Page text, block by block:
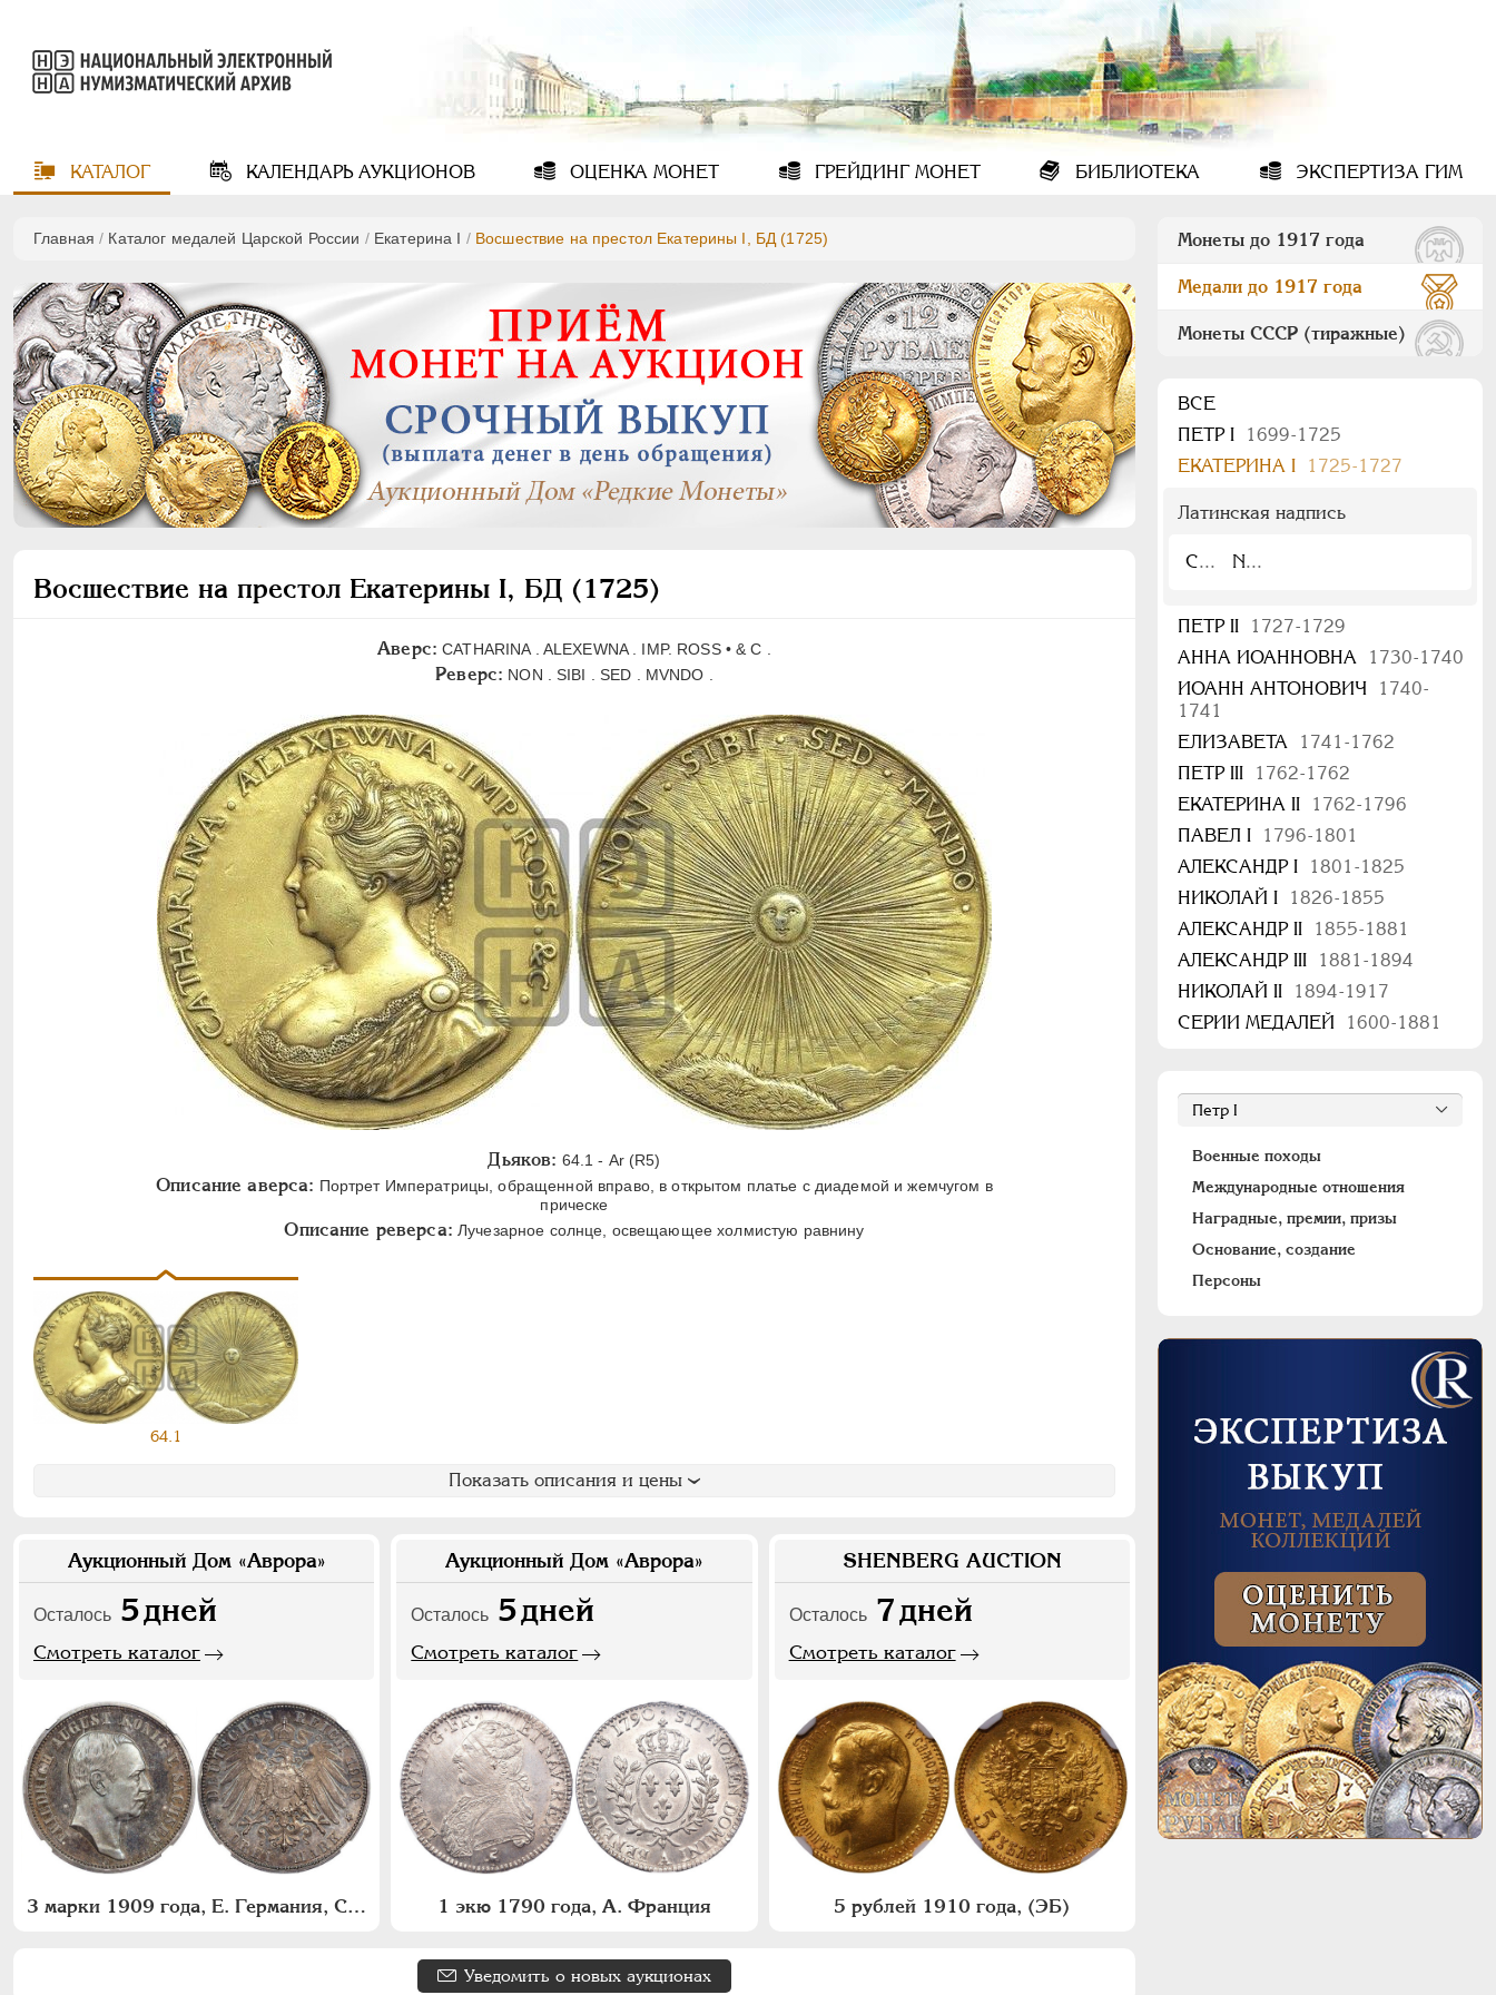
КАТАЛОГ КАЛЕНДАРЬАУКЦИОНОВ ОЦЕНКА МОНЕТ ГРЕЙДИНГМОНЕТ БИБЛИОТЕКА ЭКСПЕРТИЗА ГИМ
Главная / Каталог медалей Царской России / Екатерина I / Восшествие на престол Екатерины I, БД (1725)
Восшествие на престол Екатерины I, БД (1725)
Аверс: CATHARINA . ALEXEWNA . IMP. ROSS • & C .
Реверс: NON . SIBI . SED . MVNDO .
Дьяков: 64.1 - Ar (R5)
Описание аверса: Портрет Императрицы, обращенной вправо, в открытом платье с диадемой и жемчугом в
прическе
Описание реверса: Лучезарное солнце, освещающее холмистую равнину
64.1
Показать описания и цены
Аукционный Дом «Аврора»
Осталось 5дней
Смотреть каталог
3 марки 1909 года, Е. Германия, Саксония
Аукционный Дом «Аврора»
Осталось 5дней
Смотреть каталог
1 экю 1790 года, А. Франция
SHENBERG AUCTION
Осталось 7дней
Смотреть каталог
5 рублей 1910 года, (ЭБ)
Уведомить о новых аукционах
Монеты до 1917 года
Медали до 1917 года
Монеты СССР (тиражные)
ВСЕ
ПEТР I
1699-1725
ЕКАТЕРИНА I
1725-1727
Латинская надпись
C N
ПЕТР II
1727-1729
АННА ИОАННОВНА
1730-1740
ИОАНН АНТОНОВИЧ
1740-
1741
ЕЛИЗАВЕТА
1741-1762
ПЕТР III
1762-1762
ЕКАТЕРИНА II
1762-1796
ПАВЕЛ I
1796-1801
АЛЕКСАНДР I
1801-1825
НИКОЛАЙ I
1826-1855
АЛЕКСАНДР II
1855-1881
АЛЕКСАНДР III
1881-1894
НИКОЛАЙ II
1894-1917
СЕРИИ МЕДАЛЕЙ
1600-1881
Военные походы
Международные отношения
Наградные, премии, призы
Основание, создание
Персоны